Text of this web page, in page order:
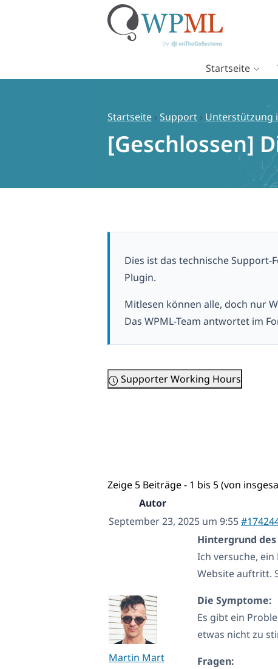
Startseite
Startseite › Support › Unterstützung
[Geschlossen]
Dies ist das technische Support-
Plugin.
Mitlesen können alle, doch nur
Das WPML-Team antwortet im
Supporter Working Hours
Zeige 5 Beiträge - 1 bis 5 (von
Autor
September 23, 2025 um 9:55
Martin Mart
Hintergrund des
Ich versuche,
Website auftritt.
Die Symptome:
Es gibt ein
etwas nicht zu
Fragen: